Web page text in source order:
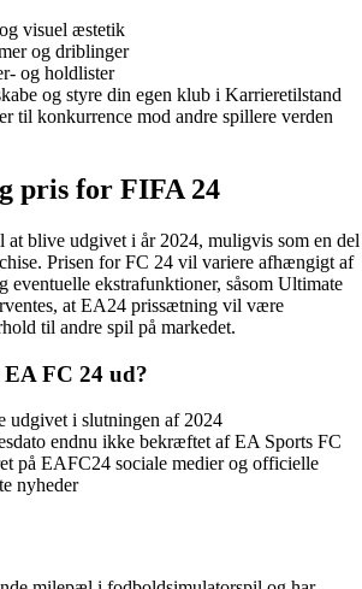
visuel æstetik
og driblinger
og holdlister
og styre din egen klub i Karrieretilstand
til konkurrence mod andre spillere verden
pris for FIFA 24
blive udgivet i år 2024, muligvis som en del
Prisen for FC 24 vil variere afhængigt af
eventuelle ekstrafunktioner, såsom Ultimate
at EA24 prissætning vil være
til andre spil på markedet.
FC 24 ud?
udgivet i slutningen af 2024
endnu ikke bekræftet af EA Sports FC
på EAFC24 sociale medier og officielle
nyheder